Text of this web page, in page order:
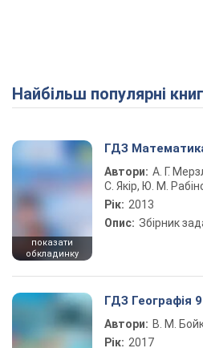
Найбільш популярні
показати
обкладинку
ГДЗ
Автори: А. Г.
С. Якір, Ю. М.
Рік: 2013
Опис: Збірник
ГДЗ Географія
Автори: В. М.
Рік: 2017